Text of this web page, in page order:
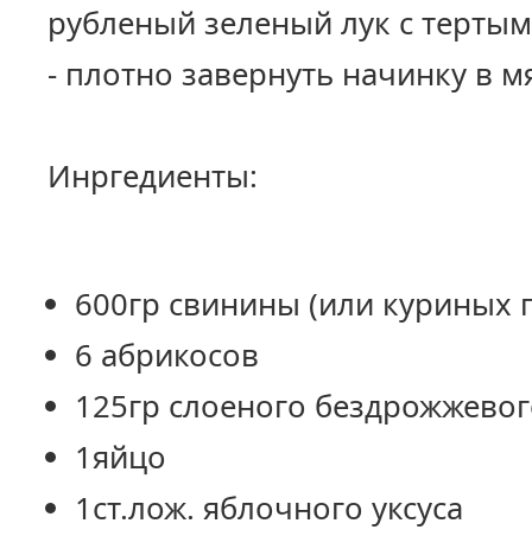
рубленый зеленый лук с
- плотно завернуть начинку в
Инргедиенты:
600гр свинины (или куриных
6 абрикосов
125гр слоеного
1яйцо
1ст.лож. яблочного уксуса